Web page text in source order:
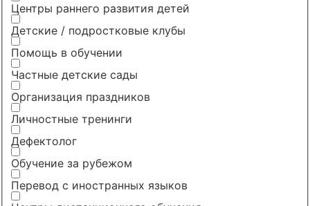
Центры раннего развития детей
Детские / подростковые клубы
Помощь в обучении
Частные детские сады
Организация праздников
Личностные тренинги
Дефектолог
Обучение за рубежом
Перевод с иностранных языков